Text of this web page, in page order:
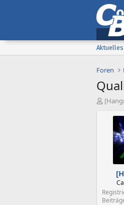
Aktuelles
Foren
E